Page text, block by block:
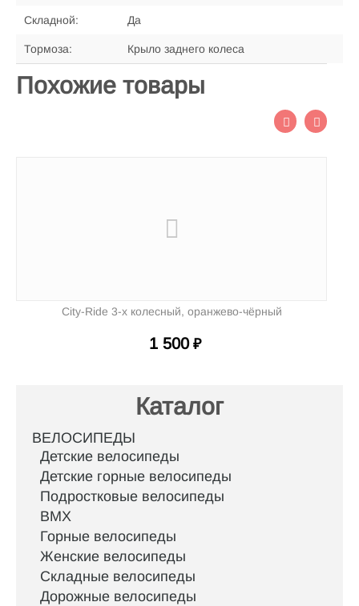
Складной: Да
Тормоза: Крыло заднего колеса
Похожие товары
City-Ride 3-х колесный, оранжево-чёрный
1 500 ₽
Каталог
ВЕЛОСИПЕДЫ
Детские велосипеды
Детские горные велосипеды
Подростковые велосипеды
BMX
Горные велосипеды
Женские велосипеды
Складные велосипеды
Дорожные велосипеды